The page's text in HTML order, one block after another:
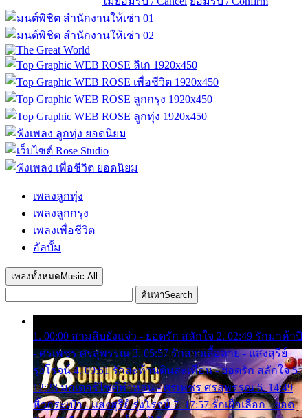
เพลงลูกทุ่ง
เพลงลูกกรุง
เพลงเพื่อชีวิต
อัลบั้ม
เพลงทั้งหมด Music All
ค้นหาSearch
1. 00:00 สามสิบยังแจ๋ว - ยอดรัก สลักใจ 2. 02:49 รักมาห้าปี
- ศรเพชร ศรสุพรรณ 3. 05:57 รักสาวเสื้อลาย - แสงสุรีย์
รุ่งโรจน์ 4. 09:51 รักสะท้านดินสะเทือน - ยอดรัก สลักใจ 5.
12:23 มอเตอร์ไซค์ทำหล่น - ศรเพชร ศรสุพรรณ 6. 14:49
หิ้วกระเป๋า - แสงสุรีย์ รุ่งโรจน์ 7. 17:57 รักเผื่อเลือก - ยอด